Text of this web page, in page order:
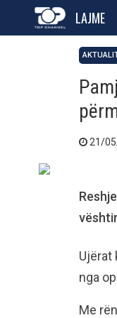
LAJME
21/
Ujërat
nga
Me